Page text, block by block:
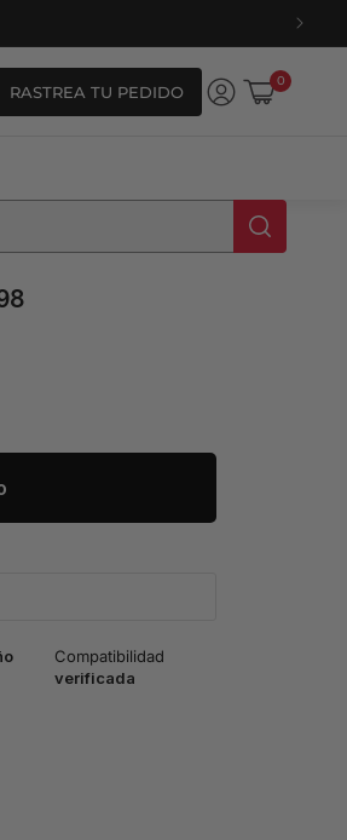
RASTREA TU PEDIDO
IniciarCarrito
0
0
artículos
Compatibilidad
verificada